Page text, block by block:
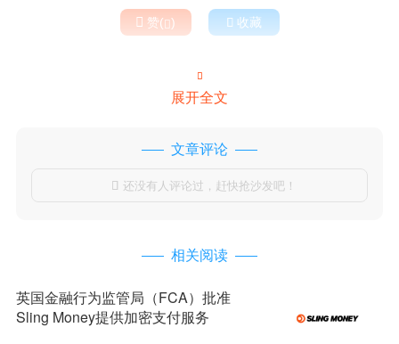
 赞()  收藏

展开全文
文章评论
 还没有人评论过，赶快抢沙发吧！
相关阅读
英国金融行为监管局（FCA）批准
Sling Money提供加密支付服务